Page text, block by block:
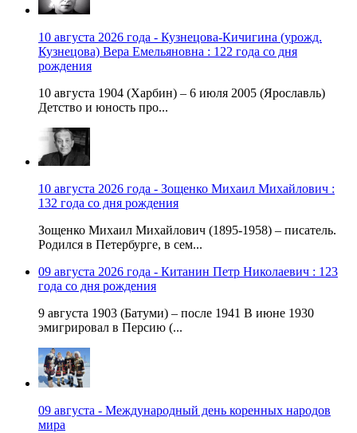
10 августа 2026 года - Кузнецова-Кичигина (урожд.
Кузнецова) Вера Емельяновна : 122 года со дня
рождения
10 августа 1904 (Харбин) – 6 июля 2005 (Ярославль)
Детство и юность про...
10 августа 2026 года - Зощенко Михаил Михайлович :
132 года со дня рождения
Зощенко Михаил Михайлович (1895-1958) – писатель.
Родился в Петербурге, в сем...
09 августа 2026 года - Китанин Петр Николаевич : 123
года со дня рождения
9 августа 1903 (Батуми) – после 1941 В июне 1930
эмигрировал в Персию (...
09 августа - Международный день коренных народов
мира